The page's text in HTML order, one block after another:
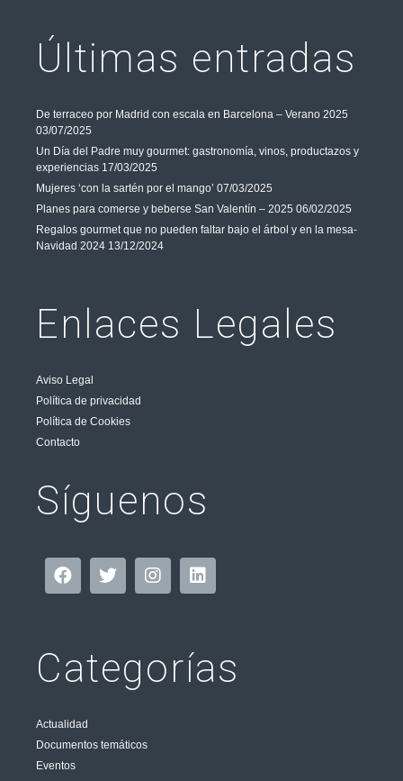
Últimas entradas
De terraceo por Madrid con escala en Barcelona – Verano 2025
03/07/2025
Un Día del Padre muy gourmet: gastronomía, vinos, productazos y
experiencias 17/03/2025
Mujeres ‘con la sartén por el mango’ 07/03/2025
Planes para comerse y beberse San Valentín – 2025 06/02/2025
Regalos gourmet que no pueden faltar bajo el árbol y en la mesa-
Navidad 2024 13/12/2024
Enlaces Legales
Aviso Legal
Política de privacidad
Política de Cookies
Contacto
Síguenos
Categorías
Actualidad
Documentos temáticos
Eventos